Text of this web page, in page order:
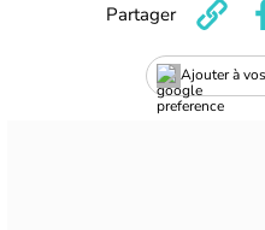
Ajouter à
Partager